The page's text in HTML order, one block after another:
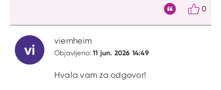
0
vi
viernheim
Objavljeno:11 jun. 2026 14:49
Hvala vam za odgovor!